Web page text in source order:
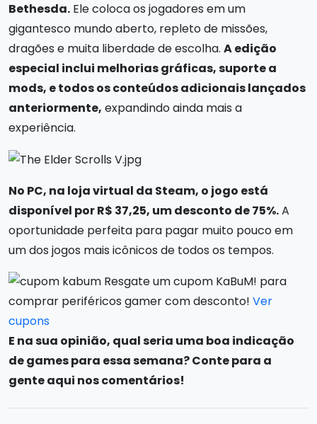
Bethesda. Ele coloca os jogadores em um
gigantesco mundo aberto, repleto de missões,
dragões e muita liberdade de escolha. A edição
especial inclui melhorias gráficas, suporte a
mods, e todos os conteúdos adicionais lançados
anteriormente, expandindo ainda mais a
experiência.
No PC, na loja virtual da Steam, o jogo está
disponível por R$ 37,25, um desconto de 75%.A
oportunidade perfeita para pagar muito pouco em
um dos jogos mais icônicos de todos os tempos.
Resgate um cupom KaBuM! para
comprar periféricos gamer com desconto! Ver
cupons
E na sua opinião, qual seria uma boa indicação
de games para essa semana? Conte para a
gente aqui nos comentários!